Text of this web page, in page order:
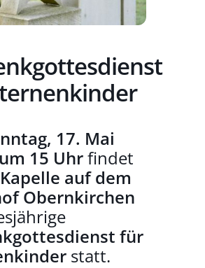
17. Mai
15 Uhrfindet
Kapelle auf dem
Obernkirchen
für
statt.